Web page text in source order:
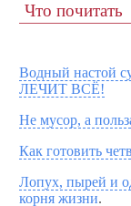
Что почитать
Водный настой
ЛЕЧИТ ВСЁ!
Не мусор, а
Как готовить
Лопух, пырей и
корня жизни.